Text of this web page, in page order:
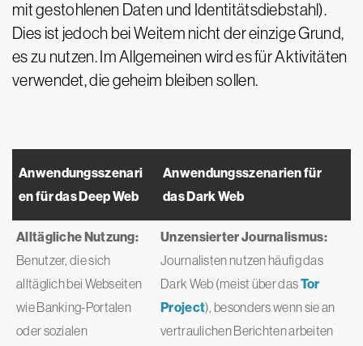
mit gestohlenen Daten und Identitätsdiebstahl).
Dies ist jedoch bei Weitem nicht der einzige Grund,
es zu nutzen. Im Allgemeinen wird es für Aktivitäten
verwendet, die geheim bleiben sollen.
Anwendungsszenari
en für das Deep Web
Anwendungsszenarien für
das Dark Web
Alltägliche Nutzung:
Benutzer, die sich
alltäglich bei Webseiten
wie Banking-Portalen
oder sozialen
Unzensierter Journalismus:
Journalisten nutzen häufig das
Dark Web (meist über dasTor
Project), besonders wenn sie an
vertraulichen Berichten arbeiten